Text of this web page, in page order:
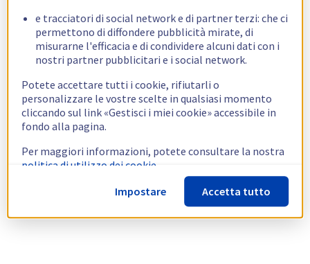
e tracciatori di social network e di partner terzi: che ci
permettono di diffondere pubblicità mirate, di
misurarne l'efficacia e di condividere alcuni dati con i
nostri partner pubblicitari e i social network.
Potete accettare tutti i cookie, rifiutarli o
personalizzare le vostre scelte in qualsiasi momento
cliccando sul link «Gestisci i miei cookie» accessibile in
fondo alla pagina.
Per maggiori informazioni, potete consultare la nostra
politica di utilizzo dei cookie.
Impostare
Accetta tutto